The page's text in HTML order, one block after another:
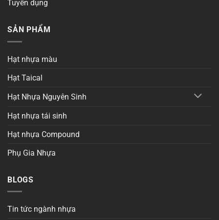
Tuyển dụng
SẢN PHẨM
Hạt nhựa màu
Hạt Taical
Hạt Nhựa Nguyên Sinh
Hạt nhựa tái sinh
Hạt nhựa Compound
Phụ Gia Nhựa
BLOGS
Tin tức ngành nhựa